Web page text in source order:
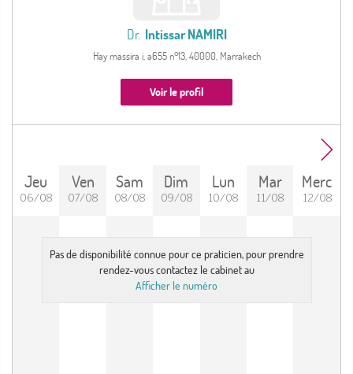
Dr. Intissar NAMIRI
Hay massira i, a655 n°13, 40000, Marrakech
Voir le profil
Jeu
06/08
Ven
07/08
Sam
08/08
Dim
09/08
Lun
10/08
Mar
11/08
Merc
12/08
Pas de disponibilité connue pour ce praticien, pour prendre
rendez-vous contactez le cabinet au
Afficher le numéro